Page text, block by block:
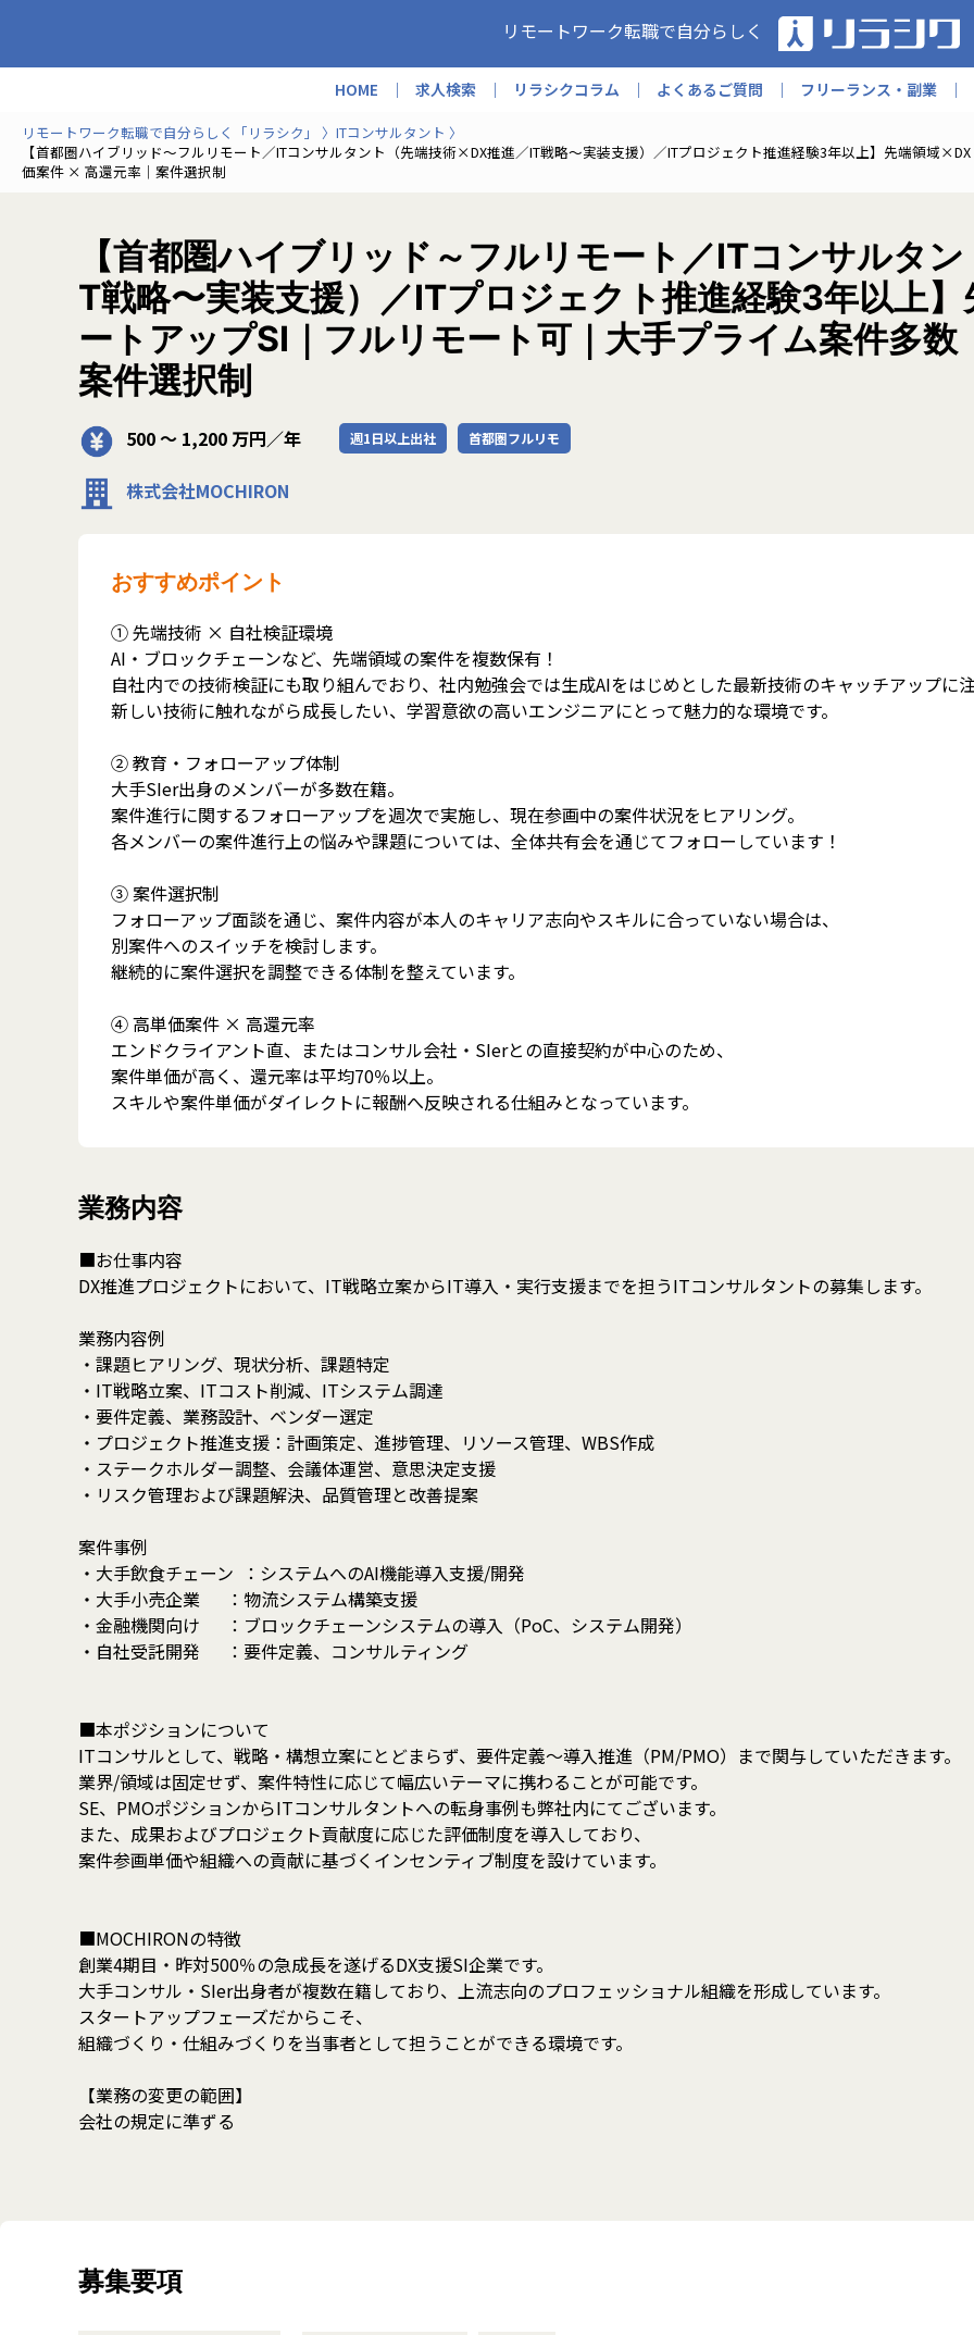
リモートワーク転職で自分らしく
HOME 求人検索 リラシクコラム よくあるご質問 フリーランス・副業
リモートワーク転職で自分らしく「リラシク」
ITコンサルタント
【首都圏ハイブリッド～フルリモート／ITコンサルタント（先端技術×DX推進／IT戦略〜実装支援）／ITプロジェクト推進経験3年以上】先端領域
価案件 × 高還元率｜案件選択制
【首都圏ハイブリッド～フルリモート／ITコンサルタ
T戦略〜実装支援）／ITプロジェクト推進経験3年以上
ートアップSI｜フルリモート可｜大手プライム案件多数
案件選択制
500 〜 1,200 万円／年 週1日以上出社 首都圏フルリモ
株式会社MOCHIRON
おすすめポイント
① 先端技術 × 自社検証環境
AI・ブロックチェーンなど、先端領域の案件を複数保有！
自社内での技術検証にも取り組んでおり、社内勉強会では生成AIをはじめとした最新技術のキャッチアップに
新しい技術に触れながら成長したい、学習意欲の高いエンジニアにとって魅力的な環境です。
② 教育・フォローアップ体制
大手SIer出身のメンバーが多数在籍。
案件進行に関するフォローアップを週次で実施し、現在参画中の案件状況をヒアリング。
各メンバーの案件進行上の悩みや課題については、全体共有会を通じてフォローしています！
③ 案件選択制
フォローアップ面談を通じ、案件内容が本人のキャリア志向やスキルに合っていない場合は、
別案件へのスイッチを検討します。
継続的に案件選択を調整できる体制を整えています。
④ 高単価案件 × 高還元率
エンドクライアント直、またはコンサル会社・SIerとの直接契約が中心のため、
案件単価が高く、還元率は平均70％以上。
スキルや案件単価がダイレクトに報酬へ反映される仕組みとなっています。
業務内容
■お仕事内容
DX推進プロジェクトにおいて、IT戦略立案からIT導入・実行支援までを担うITコンサルタントの募集します。
業務内容例
・課題ヒアリング、現状分析、課題特定
・IT戦略立案、ITコスト削減、ITシステム調達
・要件定義、業務設計、ベンダー選定
・プロジェクト推進支援：計画策定、進捗管理、リソース管理、WBS作成
・ステークホルダー調整、会議体運営、意思決定支援
・リスク管理および課題解決、品質管理と改善提案
案件事例
・大手飲食チェーン ：システムへのAI機能導入支援/開発
・大手小売企業 ：物流システム構築支援
・金融機関向け ：ブロックチェーンシステムの導入（PoC、システム開発）
・自社受託開発 ：要件定義、コンサルティング
■本ポジションについて
ITコンサルとして、戦略・構想立案にとどまらず、要件定義～導入推進（PM/PMO）まで関与していただきます。
業界/領域は固定せず、案件特性に応じて幅広いテーマに携わることが可能です。
SE、PMOポジションからITコンサルタントへの転身事例も弊社内にてございます。
また、成果およびプロジェクト貢献度に応じた評価制度を導入しており、
案件参画単価や組織への貢献に基づくインセンティブ制度を設けています。
■MOCHIRONの特徴
創業4期目・昨対500％の急成長を遂げるDX支援SI企業です。
大手コンサル・SIer出身者が複数在籍しており、上流志向のプロフェッショナル組織を形成しています。
スタートアップフェーズだからこそ、
組織づくり・仕組みづくりを当事者として担うことができる環境です。
【業務の変更の範囲】
会社の規定に準ずる
募集要項